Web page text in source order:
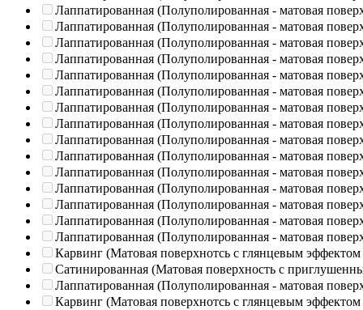
Лаппатированная (Полуполированная - матовая
Лаппатированная (Полуполированная - матовая
Лаппатированная (Полуполированная - матовая
Лаппатированная (Полуполированная - матовая
Лаппатированная (Полуполированная - матовая
Лаппатированная (Полуполированная - матовая
Лаппатированная (Полуполированная - матовая
Лаппатированная (Полуполированная - матовая
Лаппатированная (Полуполированная - матовая
Лаппатированная (Полуполированная - матовая
Лаппатированная (Полуполированная - матовая
Лаппатированная (Полуполированная - матовая
Лаппатированная (Полуполированная - матовая
Лаппатированная (Полуполированная - матовая
Лаппатированная (Полуполированная - матовая
Карвинг (Матовая поверхнотсь с глянцевым эффектом
Сатинированная (Матовая поверхность с
Лаппатированная (Полуполированная - матовая
Карвинг (Матовая поверхнотсь с глянцевым эффектом